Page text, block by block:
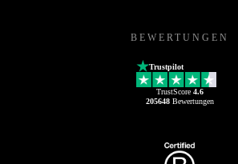
BEWERTUNGEN
Trustpilot
TrustScore 4.6
205648Bewertungen